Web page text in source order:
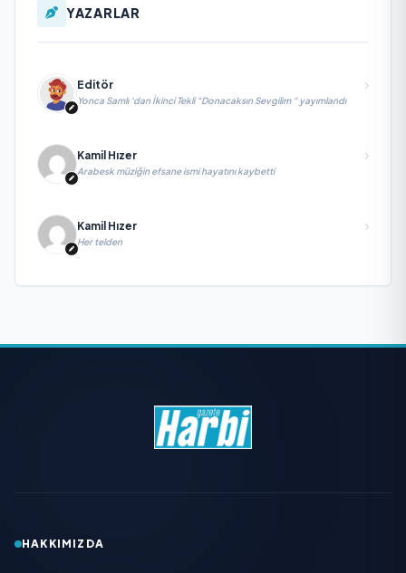
YAZARLAR
Editör
Yonca Samlı ‘dan İkinci Tekli “Donacaksın Sevgilim “ yayımlandı
Kamil Hızer
Arabesk müziğin efsane ismi hayatını kaybetti
Kamil Hızer
Her telden
HAKKIMIZDA